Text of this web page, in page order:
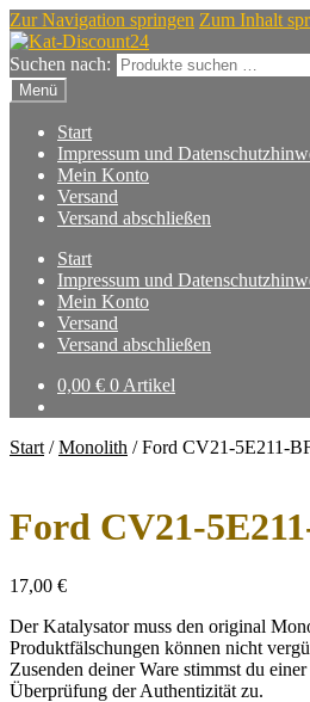
Zur Navigation springen Zum Inhalt
Suchen nach:
Menü
Start
Impressum und
Mein Konto
Versand
Versand abschließen
Start
Impressum und
Mein Konto
Versand
Versand abschließen
0,00 € 0 Artikel
Start /Monolith /Ford CV21-5E211-
Ford CV21-
17,00 €
Der Katalysator muss den original
Produktfälschungen können nicht
Zusenden deiner Ware stimmst du
Überprüfung der Authentizität zu.